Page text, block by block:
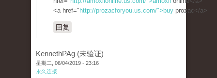
<a href=" http://prozacforyou.us.com/">buy prozac</a>
回复
KennethPAg (未验证)
星期二, 06/04/2019 - 23:16
永久连接